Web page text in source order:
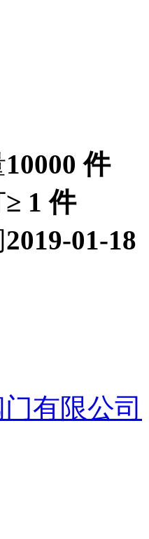
10000 件
≥ 1 件
2019-01-18
门有限公司